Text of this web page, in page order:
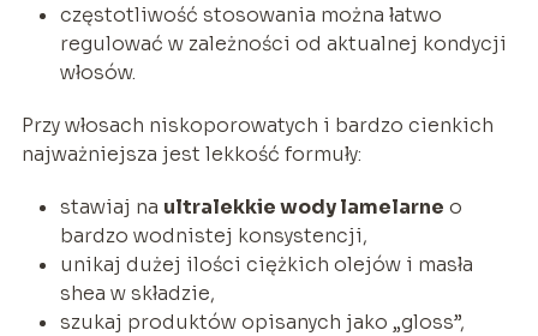
częstotliwość stosowania można łatwo
regulować w zależności od aktualnej kondycji
włosów.
Przy włosach niskoporowatych i bardzo cienkich
najważniejsza jest lekkość formuły:
stawiaj na ultralekkie wody lamelarne o
bardzo wodnistej konsystencji,
unikaj dużej ilości ciężkich olejów i masła
shea w składzie,
szukaj produktów opisanych jako „gloss”,